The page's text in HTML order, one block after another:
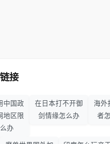
接
中国政
地区限
办
在日本打不开御
剑情缘怎么办
海外
者